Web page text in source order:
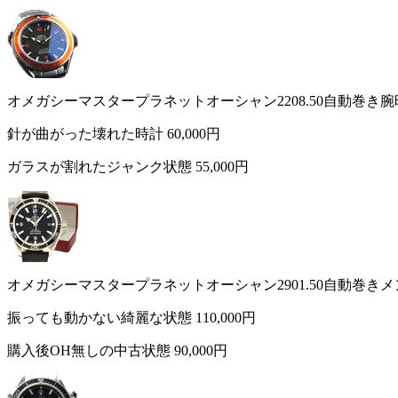
オメガシーマスタープラネットオーシャン2208.50自動巻き腕
針が曲がった壊れた時計 60,000円
ガラスが割れたジャンク状態 55,000円
オメガシーマスタープラネットオーシャン2901.50自動巻き
振っても動かない綺麗な状態 110,000円
購入後OH無しの中古状態 90,000円